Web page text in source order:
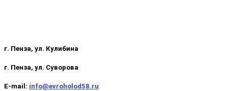
г. Пенза, ул. Кулибина
г. Пенза, ул. Суворова
E-mail: info@evroholod58.ru